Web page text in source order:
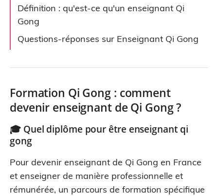
Définition : qu'est-ce qu'un enseignant Qi
Gong
Questions-réponses sur Enseignant Qi Gong
Formation Qi Gong : comment
devenir enseignant de Qi Gong ?
🎓 Quel diplôme pour être enseignant qi
gong
Pour devenir enseignant de Qi Gong en France
et enseigner de manière professionnelle et
rémunérée, un parcours de formation spécifique